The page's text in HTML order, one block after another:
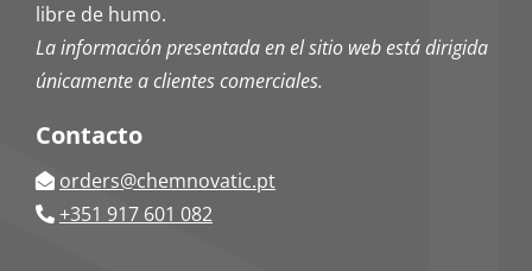
libre de humo.
La información presentada en el sitio web está dirigida
únicamente a clientes comerciales.
Contacto
orders@chemnovatic.pt
+351 917 601 082